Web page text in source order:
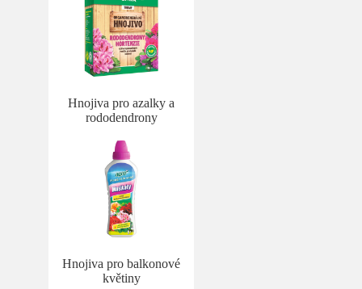
Hnojiva pro azalky a
rododendrony
Hnojiva pro balkonové
květiny